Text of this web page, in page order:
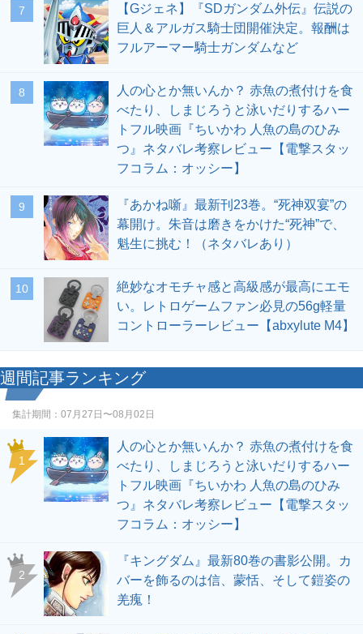
7
【Gジェネ】『SDガンダム外伝』伝説の
巨人＆アルガス騎士団開催決定。報酬は
フルアーマー騎士ガンダムなど
8
人の心とか無いんか？ 赤魚の煮付けを食
べたり、しまじろうと泳いだりするハー
トフル映画『ちいかわ 人魚の島のひみ
つ』ネタバレ考察レビュー【電撃スタッ
フコラム：オッシー】
9
『あかね噺』最新刊23巻。“死神双宴”の
幕開け。朱音は磨きをかけた“死神”で、
魁生に挑む！（ネタバレあり）
10
絶妙なオモチャ感と高級感が最高にエモ
い。レトロゲームファン必見の56g軽量
コントローラーレビュー【abxylute M4】
週間記事ランキング
集計期間： 07月27日〜08月02日
1
人の心とか無いんか？ 赤魚の煮付けを食
べたり、しまじろうと泳いだりするハー
トフル映画『ちいかわ 人魚の島のひみ
つ』ネタバレ考察レビュー【電撃スタッ
フコラム：オッシー】
2
『キングダム』最新80巻の書影公開。カ
バーを飾るのは信、蒙恬、そして鎧姿の
羌瘣！